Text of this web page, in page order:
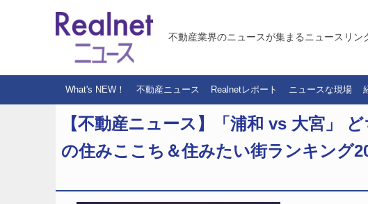
不動産業界のニュースが集まるニュースリン
What's NEW！ 不動産ニュース Realnetレポート ニュースな現場
【不動産ニュース】「浦和 vs 大宮」
の住みここち＆住みたい街ランキング